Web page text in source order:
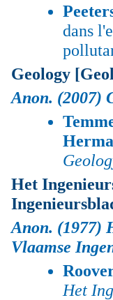
dans
Geology
Anon. (2007)
Het
Anon. (1977)
Vlaamse
Het